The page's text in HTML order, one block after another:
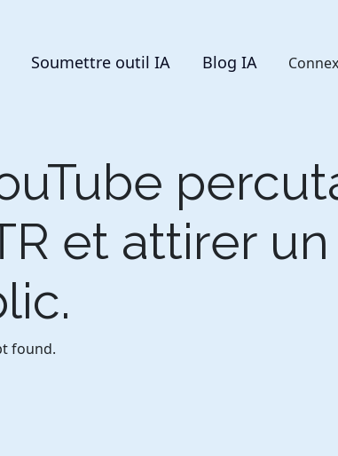
Soumettre outil IA Blog IA
et attirer
found.